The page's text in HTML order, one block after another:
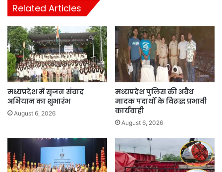
Related Articles
मध्यप्रदेश में सृजन संवाद
अभियान का शुभारंभ
August 6, 2026
मध्यप्रदेश पुलिस की अवैध
मादक पदार्थों के विरूद्ध प्रभावी
कार्यवाही
August 6, 2026